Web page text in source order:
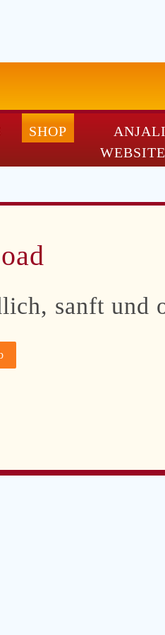
SHOP
ANJALI
WEBSITE
sanft und